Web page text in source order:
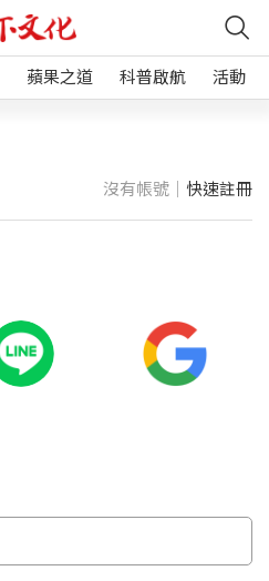
蘋果之道 科普啟航 活動
沒有帳號｜ 快速註冊